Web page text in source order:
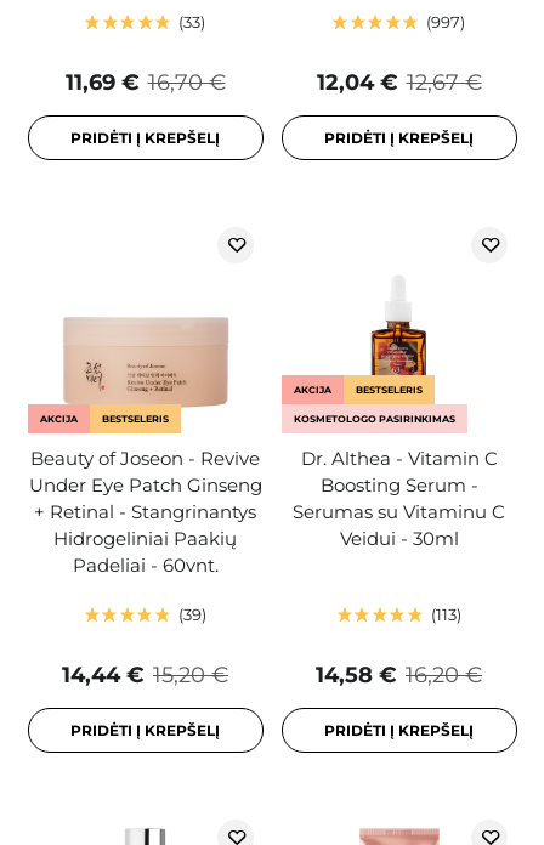
33
16,70 €
11,69 €
PRIDĖTI Į KREPŠELĮ
997
12,67 €
12,04 €
PRIDĖTI Į KREPŠELĮ
AKCIJA BESTSELERIS
Beauty of Joseon - Revive
Under Eye Patch Ginseng
+ Retinal - Stangrinantys
Hidrogeliniai Paakių
Padeliai - 60vnt.
39
15,20 €
14,44 €
PRIDĖTI Į KREPŠELĮ
AKCIJA BESTSELERIS
KOSMETOLOGO PASIRINKIMAS
Dr. Althea - Vitamin C
Boosting Serum -
Serumas su Vitaminu C
Veidui - 30ml
113
16,20 €
14,58 €
PRIDĖTI Į KREPŠELĮ